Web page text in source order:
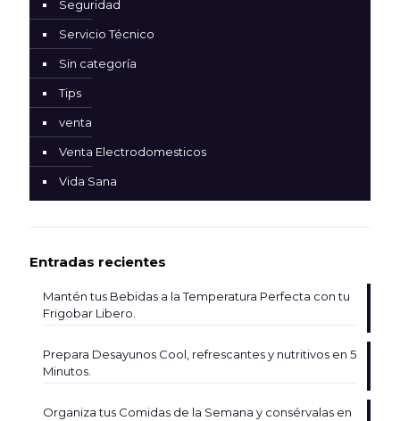
Seguridad
Servicio Técnico
Sin categoría
Tips
venta
Venta Electrodomesticos
Vida Sana
Entradas recientes
Mantén tus Bebidas a la Temperatura Perfecta con tu
Frigobar Libero.
Prepara Desayunos Cool, refrescantes y nutritivos en 5
Minutos.
Organiza tus Comidas de la Semana y consérvalas en